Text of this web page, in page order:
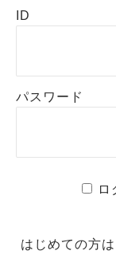
ID
パスワード
ロ
はじめての方